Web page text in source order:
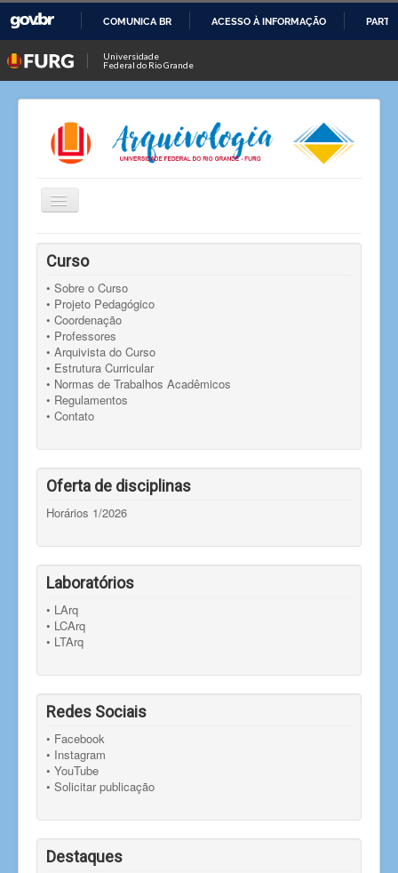
O
CONTEÚDO
COMUNICA BR ACESSO À INFORMAÇÃO
Universidade
Federal do Rio Grande
Alternar
Navegação
Você está aqui:
FURG divulga o relatório Gerencial do Curso de
Arquivologia – 2024
Curso
• Sobre o Curso
• Projeto Pedagógico
• Coordenação
• Professores
• Arquivista do Curso
• Estrutura Curricular
• Normas de Trabalhos Acadêmicos
• Regulamentos
• Contato
Oferta de disciplinas
Horários 1/2026
Laboratórios
• LArq
• LCArq
• LTArq
Redes Sociais
• Facebook
• Instagram
• YouTube
• Solicitar publicação
Destaques